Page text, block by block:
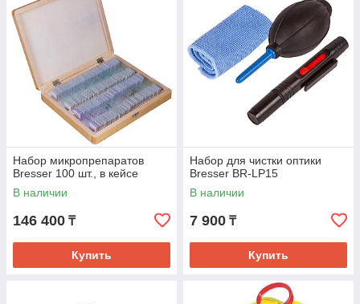
Набор микропрепаратов
Bresser 100 шт., в кейсе
В наличии
146 400 ₸
Купить
Набор для чистки оптики
Bresser BR-LP15
В наличии
7 900 ₸
Купить